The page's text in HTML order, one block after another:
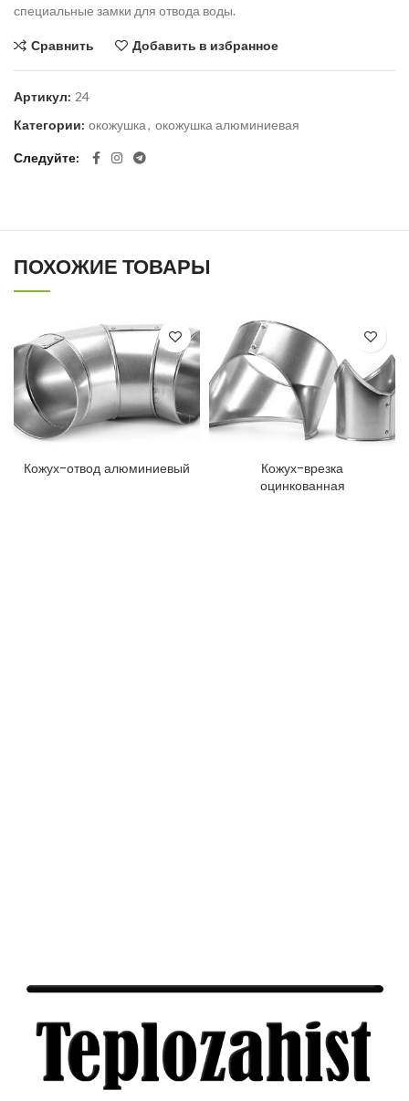
специальные замки для отвода воды.
Сравнить Добавить в избранное
Артикул: 24
Категории: окожушка, окожушка алюминиевая
Следуйте
ПОХОЖИЕ ТОВАРЫ
Кожух-отвод алюминиевый
Кожух-врезка
оцинкованная